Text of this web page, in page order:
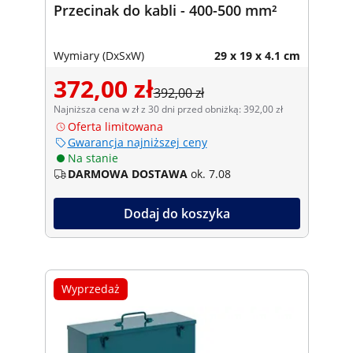
Przecinak do kabli - 400-500 mm²
Wymiary (DxSxW) 29 x 19 x 4.1 cm
372,00 zł392,00 zł
Najniższa cena w zł z 30 dni przed obniżką: 392,00 zł
Oferta limitowana
Gwarancja najniższej ceny
Na stanie
DARMOWA DOSTAWA ok. 7.08
Dodaj do koszyka
Wyprzedaż